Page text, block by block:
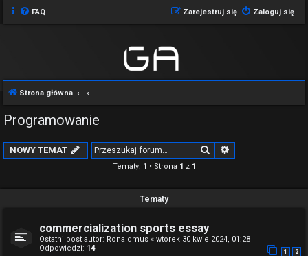
FAQ Zaloguj się
Zarejestruj się
Strona główna
Programowanie
NOWY TEMAT Szukaj
Tematy: 1 • Strona 1 z 1
Tematy
commercialization sports essay
Ostatni post autor: Ronaldmus « wtorek 30 kwie 2024, 01:28
Odpowiedzi: 14 1 2